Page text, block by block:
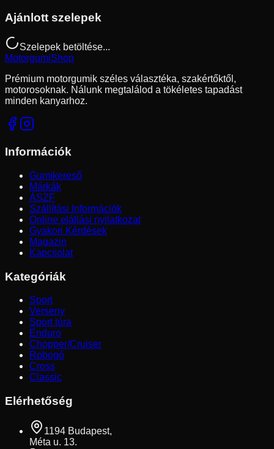
Ajánlott szelepek
Szelepek betöltése...
MotorgumiShop
Prémium motorgumik széles választéka, szakértőktől,
motorosoknak. Nálunk megtalálod a tökéletes tapadást
minden kanyarhoz.
Információk
Gumikereső
Márkák
ÁSZF
Szállítási Információk
Online elállási nyilatkozat
Gyakori Kérdések
Magazin
Kapcsolat
Kategóriák
Sport
Verseny
Sport túra
Enduro
Chopper/Cruiser
Robogó
Cross
Classic
Elérhetőség
1194 Budapest,
Méta u. 13.